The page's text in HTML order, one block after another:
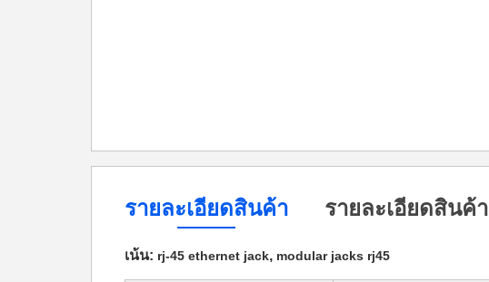
รายละเอียดสินค้า รายละเอียดสินค้า
เน้น: rj-45 ethernet jack, modular jacks rj45